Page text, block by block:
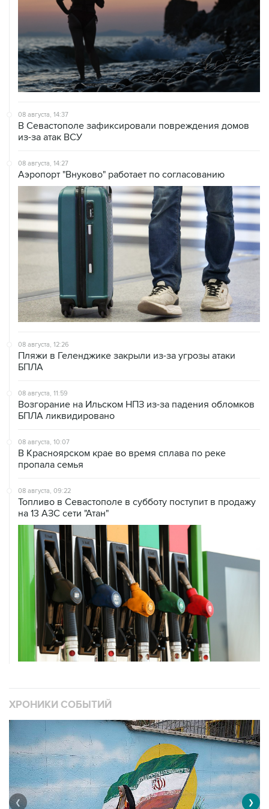
08 августа, 14:37
В Севастополе зафиксировали повреждения домов
из-за атак ВСУ
08 августа, 14:27
Аэропорт "Внуково" работает по согласованию
08 августа, 12:26
Пляжи в Геленджике закрыли из-за угрозы атаки
БПЛА
08 августа, 11:59
Возгорание на Ильском НПЗ из-за падения обломков
БПЛА ликвидировано
08 августа, 10:07
В Красноярском крае во время сплава по реке
пропала семья
08 августа, 09:22
Топливо в Севастополе в субботу поступит в продажу
на 13 АЗС сети "Атан"
ХРОНИКИ СОБЫТИЙ
❮ ❯